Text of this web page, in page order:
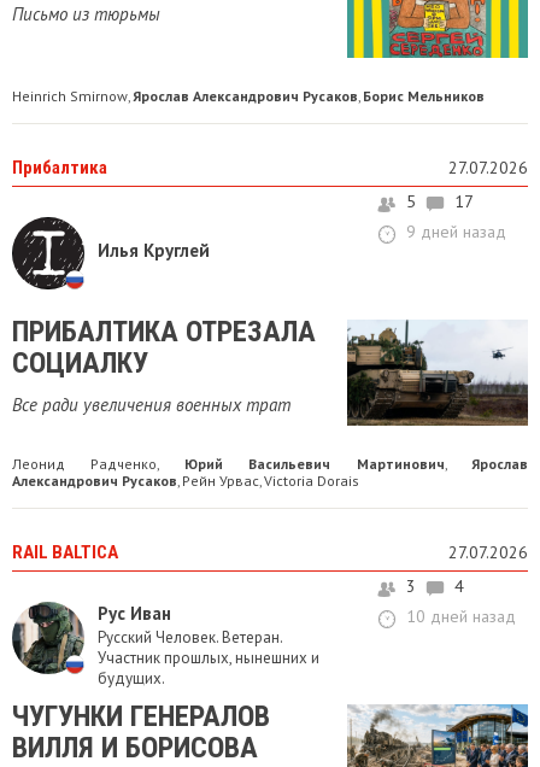
Письмо из тюрьмы
Heinrich Smirnow Ярослав Александрович Русаков Борис Мельников
Прибалтика 27.07.2026
Илья Круглей
5
17
9 дней назад
ПРИБАЛТИКА ОТРЕЗАЛА
СОЦИАЛКУ
Все ради увеличения военных трат
Леонид Радченко, Юрий Васильевич Мартинович,Ярослав
Александрович Русаков, Рейн Урвас,Victoria Dorais
RAIL BALTICA 27.07.2026
Рус Иван
Русский Человек. Ветеран.
Участник прошлых, нынешних и
будущих.
3
4
10 дней назад
ЧУГУНКИ ГЕНЕРАЛОВ
ВИЛЛЯ И БОРИСОВА